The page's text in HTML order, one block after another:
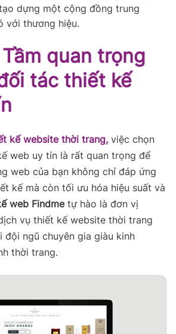
dựng một cộng đồng trung
với thương hiệu.
quan trọng
tác thiết kế
kế website thời trang, việc chọn
web uy tín là rất quan trọng để
web của bạn không chỉ đáp ứng
kế mà còn tối ưu hóa hiệu suất và
web Findmetự hào là đơn vị
vụ thiết kế website thời trang
đội ngũ chuyên gia giàu kinh
thời trang.